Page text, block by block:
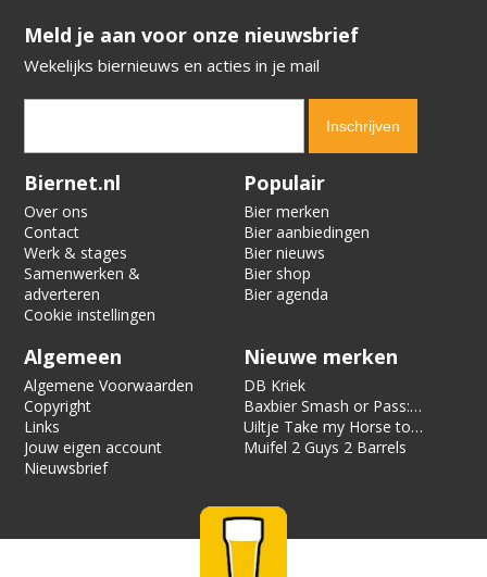
​​​​​​​Meld je aan voor onze nieuwsbrief
Wekelijks biernieuws en acties in je mail
Verification code:
Biernet.nl
Over ons
Contact
Werk & stages
Samenwerken &
adverteren
Cookie instellingen
Populair
Bier merken
Bier aanbiedingen
Bier nieuws
Bier shop
Bier agenda
Algemeen
Algemene Voorwaarden
Copyright
Links
Jouw eigen account
Nieuwsbrief
Nieuwe merken
DB Kriek
Baxbier Smash or Pass:
Strata
Uiltje Take my Horse to
the Hotel Room
Muifel 2 Guys 2 Barrels